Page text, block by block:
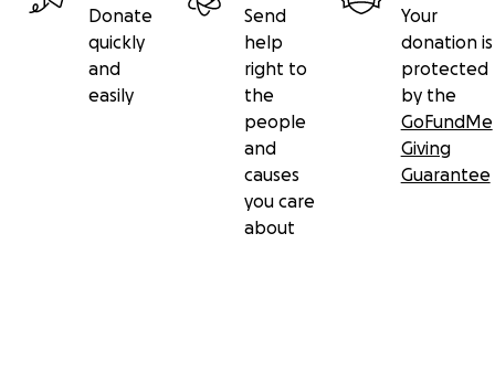
Donate
quickly
and
easily
Send
help
right to
the
people
and
causes
you care
about
Your
donation is
protected
by the
GoFundMe
Giving
Guarantee